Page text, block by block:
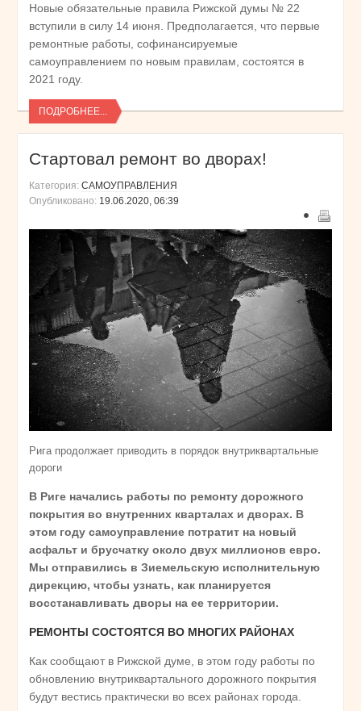
Новые обязательные правила Рижской думы № 22
вступили в силу 14 июня. Предполагается, что первые
ремонтные работы, софинансируемые
самоуправлением по новым правилам, состоятся в
2021 году.
ПОДРОБНЕЕ...
Стартовал ремонт во дворах!
Категория: САМОУПРАВЛЕНИЯ
Опубликовано: 19.06.2020, 06:39
Рига продолжает приводить в порядок внутриквартальные
дороги
В Риге начались работы по ремонту дорожного
покрытия во внутренних кварталах и дворах. В
этом году самоуправление потратит на новый
асфальт и брусчатку около двух миллионов евро.
Мы отправились в Зиемельскую исполнительную
дирекцию, чтобы узнать, как планируется
восстанавливать дворы на ее территории.
РЕМОНТЫ СОСТОЯТСЯ ВО МНОГИХ РАЙОНАХ
Как сообщают в Рижской думе, в этом году работы по
обновлению внутриквартального дорожного покрытия
будут вестись практически во всех районах города.